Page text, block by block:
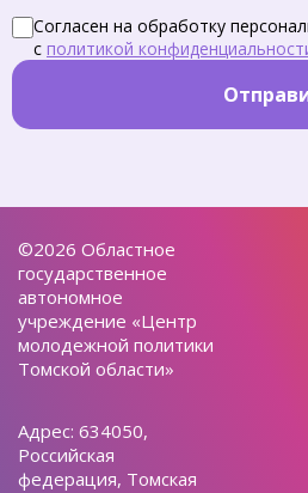
Согласен на обработку
с политикой
©2026 Областное
государственное
автономное
учреждение «Центр
молодежной политики
Томской области»
Адрес: 634050,
Российская
федерация, Томская